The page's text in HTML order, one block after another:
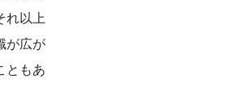
れ以上
が広が
ともあ